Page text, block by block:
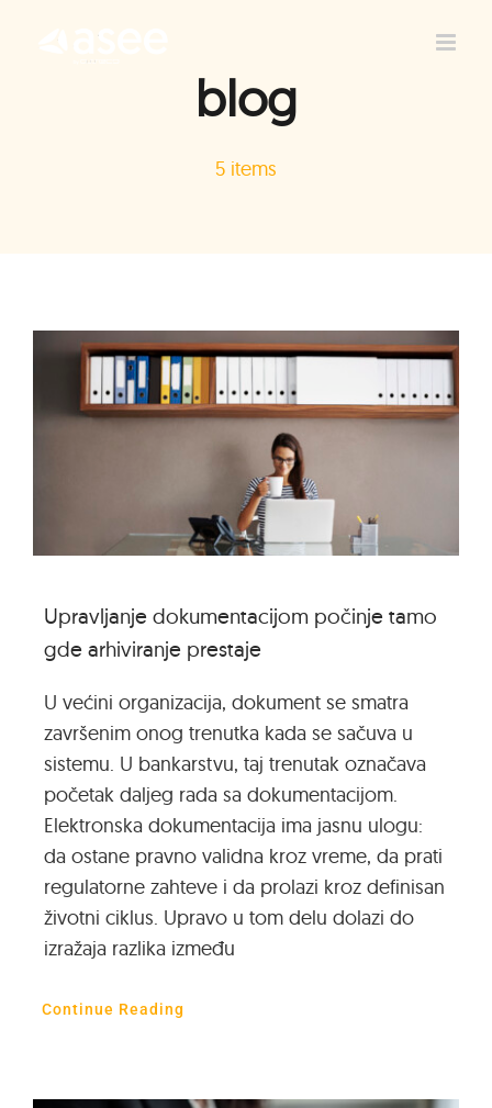
blog
5 items
Upravljanje dokumentacijom počinje tamo
gde arhiviranje prestaje
U većini organizacija, dokument se smatra
završenim onog trenutka kada se sačuva u
sistemu. U bankarstvu, taj trenutak označava
početak daljeg rada sa dokumentacijom.
Elektronska dokumentacija ima jasnu ulogu:
da ostane pravno validna kroz vreme, da prati
regulatorne zahteve i da prolazi kroz definisan
životni ciklus. Upravo u tom delu dolazi do
izražaja razlika između
Continue Reading